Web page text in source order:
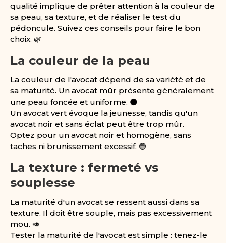
qualité implique de prêter attention à la couleur de
sa peau, sa texture, et de réaliser le test du
pédoncule. Suivez ces conseils pour faire le bon
choix. 🌿
La couleur de la peau
La couleur de l'avocat dépend de sa variété et de
sa maturité. Un avocat mûr présente généralement
une peau foncée et uniforme. 🌑
Un avocat vert évoque la jeunesse, tandis qu'un
avocat noir et sans éclat peut être trop mûr.
Optez pour un avocat noir et homogène, sans
taches ni brunissement excessif. 🟢
La texture : fermeté vs
souplesse
La maturité d'un avocat se ressent aussi dans sa
texture. Il doit être souple, mais pas excessivement
mou. 🥑
Tester la maturité de l'avocat est simple : tenez-le